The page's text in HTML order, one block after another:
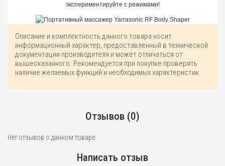
экспериментируйте с режимами!
Описание и комплектность данного товара носит
информационный характер, предоставленный в технической
документации производителя и может отличаться от
вышесказанного. Рекомендуется при покупке проверять
наличие желаемых функций и необходимых характеристик.
Отзывов (0)
Нет отзывов о данном товаре.
Написать отзыв